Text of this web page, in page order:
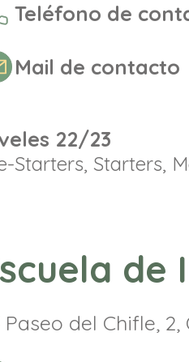
Teléfono de
Mail de contacto
22/23
Starters, Starters,
de
Paseo del Chifle,